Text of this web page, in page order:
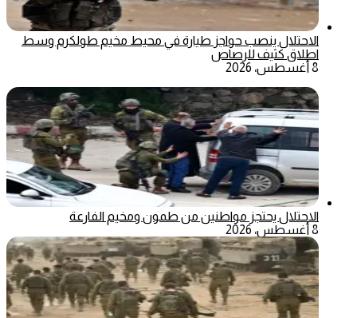
الاحتلال ينصب حواجز طيارة في محيط مخيم طولكرم وسط
اطلاق كثيف للرصاص
8 أغسطس، 2026
الاحتلال يحتجز مواطنين من طمون ومخيم الفارعة
8 أغسطس، 2026